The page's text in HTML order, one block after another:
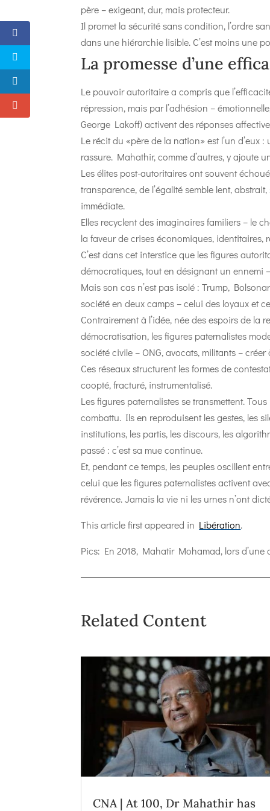
père – exigeant, dur, mais protecteur.
Il promet la sécurité sans condition, l’ordre
dans une hiérarchie lisible. C’est moins une
La promesse d’une
Le pouvoir autoritaire a compris que
répression, mais par l’adhésion –
George Lakoff) activent des réponses
Le récit du «père de la nation» est l’un
rassure. Mahathir, comme d’autres, y ajoute
Les élites post-autoritaires ont souvent
transparence, de l’égalité semble lent,
immédiate.
Elles recyclent des imaginaires familiers – le
la faveur de crises économiques, identitaires,
C’est dans cet interstice que les figures
démocratiques, tout en désignant un ennemi
Mais son cas n’est pas isolé : Trump,
société en deux camps – celui des loyaux et
Contrairement à l’idée, née des espoirs de
démocratisation, les figures paternalistes
société civile – ONG, avocats, militants – créer
Ces réseaux structurent les formes de
coopté, fracturé, instrumentalisé.
Les figures paternalistes se transmettent.
combattu. Ils en reproduisent les gestes, les
institutions, les partis, les discours, les
passé : c’est sa mue continue.
Et, pendant ce temps, les peuples oscillent
celui que les figures paternalistes activent
révérence. Jamais la vie ni les urnes n’ont
This article first appeared in Libération.
Pics: En 2018, Mahatir Mohamad, lors
Related Content
CNA | At 100, Dr Mahathir has